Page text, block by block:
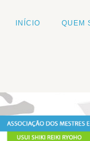
INÍCIO QUEM